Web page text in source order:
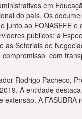
em
do país. Os
ao FONASEFE
públicos; a
Setoriais de
com
Rodrigo Pacheco,
A entidade
A